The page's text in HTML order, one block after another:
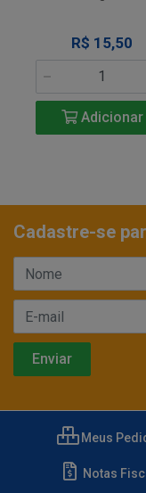
R$ 15,50
Adicionar
Cadastre-se
Meus
Notas